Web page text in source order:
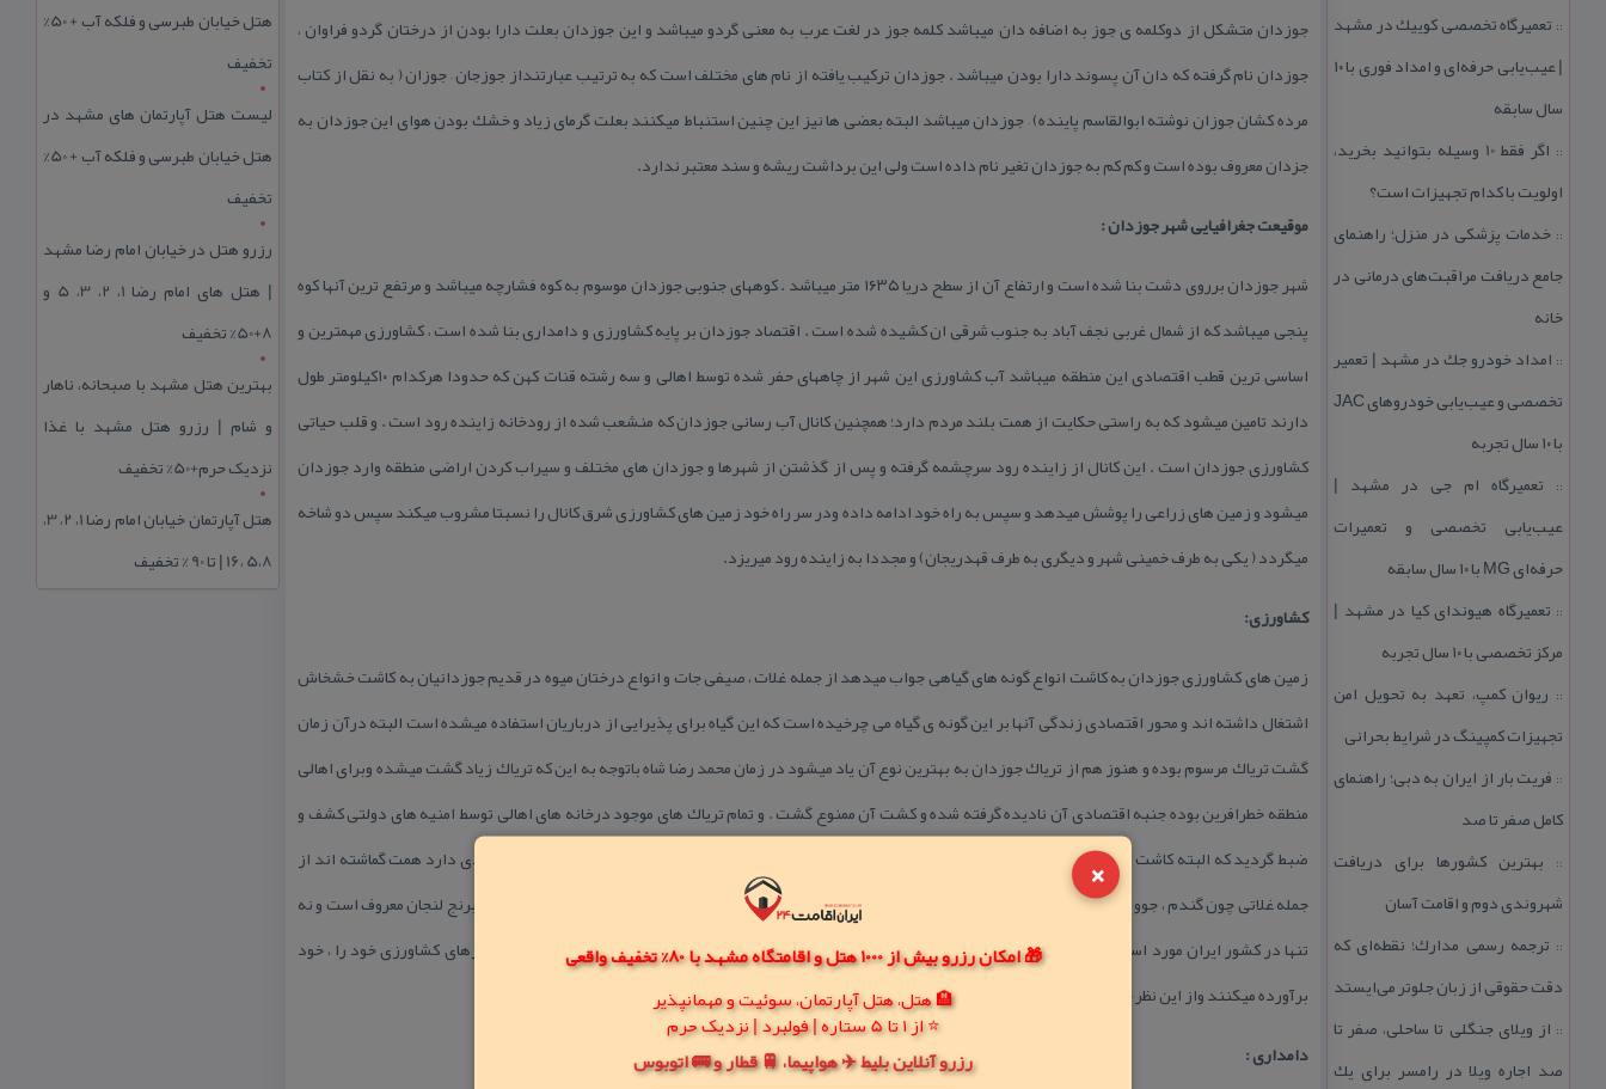
×
🎁 امکان رزرو بیش از 1000 هتل و اقامتگاه مشهد با 80% تخفیف واقعی
🏨 هتل، هتل آپارتمان، سوئیت و مهمانپذیر
⭐ از 1 تا 5 ستاره | فولبرد | نزدیک حرم
رزرو آنلاین بلیط ✈️ هواپیما، 🚆 قطار و 🚌 اتوبوس
:: تعمیرگاه تخصصی كوییك در مشهد
| عیب‌یابی حرفه‌ای و امداد فوری با ۱۰
سال سابقه
::
اگر فقط 10 وسیله بتوانید بخرید،
اولویت با كدام تجهیزات است؟
:: خدمات پزشكی در منزل؛ راهنمای
جامع دریافت مراقبت‌های درمانی در
خانه
:: امداد خودرو جك در مشهد | تعمیر
تخصصی و عیب‌یابی خودروهای JAC
با ۱۰ سال تجربه
:: تعمیرگاه ام جی در مشهد |
عیب‌یابی تخصصی و تعمیرات
حرفه‌ای MG با ۱۰ سال سابقه
:: تعمیرگاه هیوندای كیا در مشهد |
مركز تخصصی با ۱۰ سال تجربه
:: ریوان كمپ، تعهد به تحویل امن
تجهیزات كمپینگ در شرایط بحرانی
:: فریت بار از ایران به دبی؛ راهنمای
كامل صفر تا صد
:: بهترین كشورها برای دریافت
شهروندی دوم و اقامت آسان
:: ترجمه رسمی مدارك؛ نقطه‌ای كه
دقت حقوقی از زبان جلوتر می‌ایستد
:: از ویلای جنگلی تا ساحلی، صفر تا
صد اجاره ویلا در رامسر برای یك
جوزدان متشكل از دوكلمه ی جوز به اضافه دان میباشد كلمه جوز در لغت عرب به معنی گردو میباشد و این جوزدان بعلت دارا بودن از درختان گردو فراوان ،
جوزدان نام گرفته كه دان آن پسوند دارا بودن میباشد . جوزدان تركیب یافته از نام های مختلف است كه به ترتیب عبارتنداز جوزجان – جوزان ( به نقل از كتاب
مرده كشان جوزان نوشته ابوالقاسم پاینده) – جوزدان میباشد البته بعضی ها نیز این چنین استنباط میكنند بعلت گرمای زیاد و خشك بودن هوای این جوزدان به
جزدان معروف بوده است و كم كم به جوزدان تغیر نام داده است ولی این برداشت ریشه و سند معتبر ندارد.
موقیعت جغرافیایی شهر جوزدان :
شهر جوزدان برروی دشت بنا شده است و ارتفاع آن از سطح دریا ۱۶۳۵ متر میباشد . كوههای جنوبی جوزدان موسوم به كوه فشارچه میباشد و مرتفع ترین آنها كوه
پنجی میباشد كه از شمال غربی نجف آباد به جنوب شرقی ان كشیده شده است . اقتصاد جوزدان بر پایه كشاورزی و دامداری بنا شده است ، كشاورزی مهمترین و
اساسی ترین قطب اقتصادی این منطقه میباشد آب كشاورزی این شهر از چاههای حفر شده توسط اهالی و سه رشته قنات كهن كه حدودا هركدام ۱۰كیلومتر طول
دارند تامین میشود كه به راستی حكایت از همت بلند مردم دارد؛ همچنین كانال آب رسانی جوزدان كه منشعب شده از رودخانه زاینده رود است . و قلب حیاتی
كشاورزی جوزدان است . این كانال از زاینده رود سرچشمه گرفته و پس از گذشتن از شهرها و جوزدان های مختلف و سیراب كردن اراضی منطقه وارد جوزدان
میشود و زمین های زراعی را پوشش میدهد و سپس به راه خود ادامه داده ودر سر راه خود زمین های كشاورزی شرق كانال را نسبتا مشروب میكند سپس دو شاخه
میگردد ( یكی به طرف خمینی شهر و دیگری به طرف قهدریجان) و مجددا به زاینده رود میریزد.
كشاورزی:
زمین های كشاورزی جوزدان به كاشت انواع گونه های گیاهی جواب میدهد از جمله غلات ، صیفی جات و انواع درختان میوه در قدیم جوزدانیان به كاشت خشخاش
اشتغال داشته اند و محور اقتصادی زندگی آنها بر این گونه ی گیاه می چرخیده است كه این گیاه برای پذیرایی از درباریان استفاده میشده است البته درآن زمان
گشت تریاك مرسوم بوده و هنوز هم از تریاك جوزدان به بهترین نوع آن یاد میشود در زمان محمد رضا شاه باتوجه به این كه تریاك زیاد گشت میشده وبرای اهالی
منطقه خطرافرین بوده جنبه اقتصادی آن نادیده گرفته شده و كشت آن ممنوع گشت . و تمام تریاك های موجود درخانه های اهالی توسط امنیه های دولتی كشف و
ضبط گردید كه البته كاشت این گیاهان مذكور منسوخ شده و مردم جوزدان بیشتر به كشت غلات مهمی كه برای آنها صرفه ی اقتصادی دارد همت گماشته اند از
جمله غلاتی چون گندم ، جوو بویژه برنج لازم به ذكر است كه برنج جوزدان از مرغوبیت و معروفیت خاصی برخوردار است و در بازار به برنج لنجان معروف است و نه
تنها در كشور ایران مورد استفاده قرار میگیرد بلكه به خارج از ایران نیز صادر میشود همچنین باید متذكر شویم كه مردم تمام نیازهای كشاورزی خود را ، خود
برآورده میكنند واز این نظر خود كفا میباشند.
دامداری :
هتل خیابان طبرسی و فلکه آب + 50%
تخفیف
لیست هتل آپارتمان های مشهد در
هتل خیابان طبرسی و فلکه آب + 50%
تخفیف
رزرو هتل در خیابان امام رضا مشهد
| هتل‌ های امام رضا 1، 2، 3، 5 و
8+50% تخفیف
بهترین هتل مشهد با صبحانه، ناهار
و شام | رزرو هتل مشهد با غذا
نزدیک حرم+50% تخفیف
هتل آپارتمان خیابان امام رضا 1، 2، 3،
5،8 ،16 | تا 90 % تخفیف